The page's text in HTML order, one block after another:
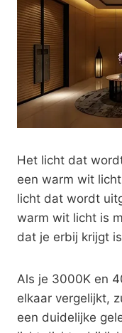
Het licht dat
een warm wit
licht dat wordt
warm wit licht is
dat je erbij krijgt
Als je 3000K en
elkaar vergelijkt,
een duidelijke